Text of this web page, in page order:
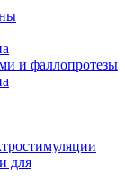
и фаллопротезы
для